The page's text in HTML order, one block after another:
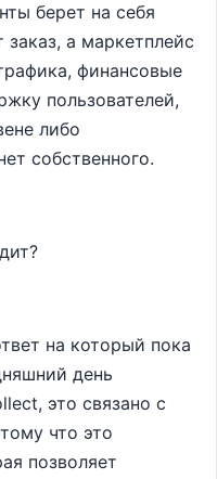
берет на себя
а маркетплейс
финансовые
пользователей,
либо
собственного.
на который пока
день
это связано с
что это
позволяет